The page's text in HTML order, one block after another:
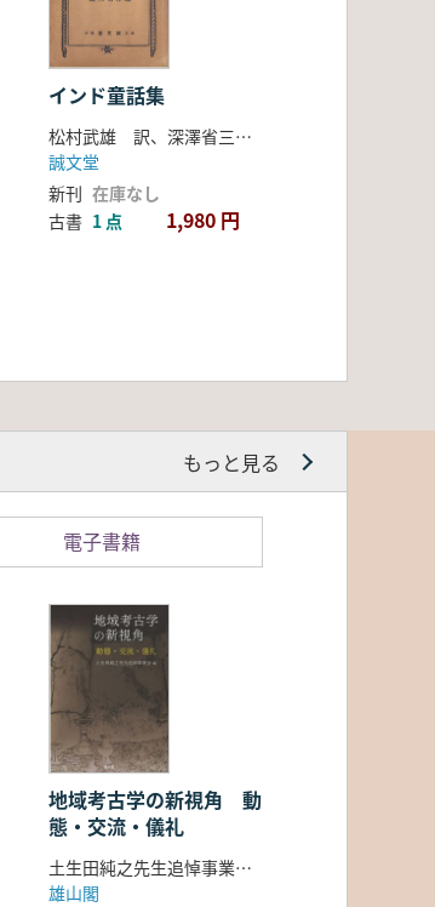
インド童話集
松村武雄 訳、深澤省三 画
誠文堂
新刊 在庫なし
古書 1 点 1,980 円
もっと見る
電子書籍
地域考古学の新視角 動
態・交流・儀礼
土生田純之先生追悼事業会 編
雄山閣